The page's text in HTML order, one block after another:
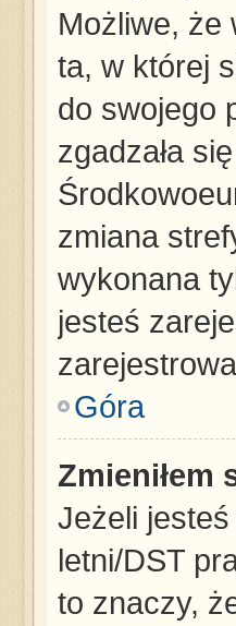
Możliwe, że
ta, w której
do swojego
zgadzała
zmiana
wykonana
jesteś
Góra
Zmieniłem
Jeżeli
letni/DST
to znaczy,